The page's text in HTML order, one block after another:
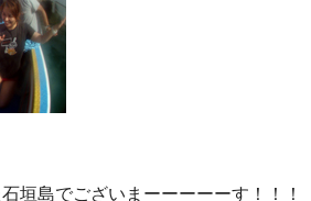
垣島でございまーーーーーす！！！